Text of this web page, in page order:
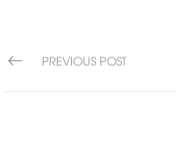
PREVIOUS POST